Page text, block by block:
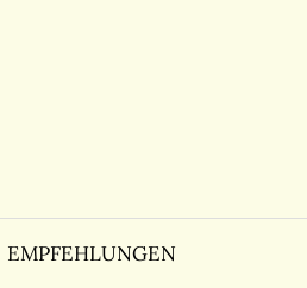
EMPFEHLUNGEN